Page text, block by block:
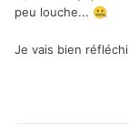
peu louche... 🤐
Je vais bien